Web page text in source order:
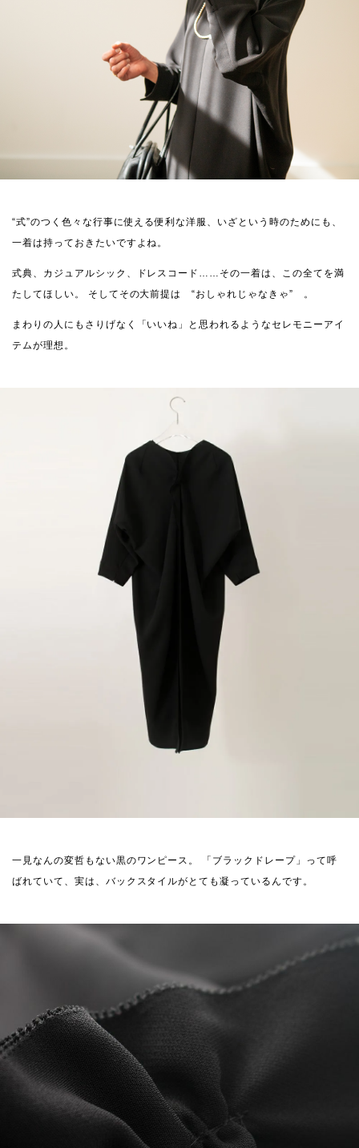
“式”のつく色々な行事に使える便利な洋服、いざという時のためにも、
一着は持っておきたいですよね。
式典、カジュアルシック、ドレスコード……その一着は、この全てを満
たしてほしい。
そしてその大前提は “おしゃれじゃなきゃ” 。
まわりの人にもさりげなく「いいね」と思われるようなセレモニーアイ
テムが理想。
一見なんの変哲もない黒のワンピース。
「ブラックドレープ」って呼
ばれていて、実は、バックスタイルがとても凝っているんです。